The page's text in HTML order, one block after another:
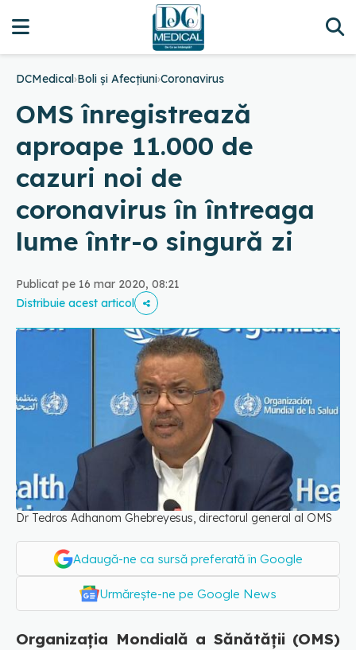
DCMedical›Boli și Afecțiuni›Coronavirus
OMS înregistrează
aproape 11.000 de
cazuri noi de
coronavirus în întreaga
lume într-o singură zi
Publicat pe 16 mar 2020, 08:21
Distribuie acest articol
Dr Tedros Adhanom Ghebreyesus, directorul general al OMS
Adaugă-ne ca sursă preferată în Google
Urmărește-ne pe Google News
Organizaţia Mondială a Sănătăţii (OMS)